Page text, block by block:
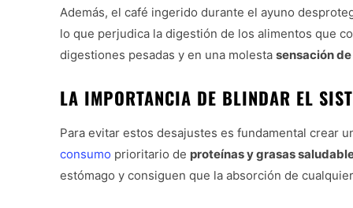
Además, el café ingerido durante el ayuno
lo que perjudica la digestión de los alimentos que
digestiones pesadas y en una molesta sensación
LA IMPORTANCIA DE BLINDAR EL
Para evitar estos desajustes es fundamental crear
consumo prioritario de proteínas y grasas
estómago y consiguen que la absorción de